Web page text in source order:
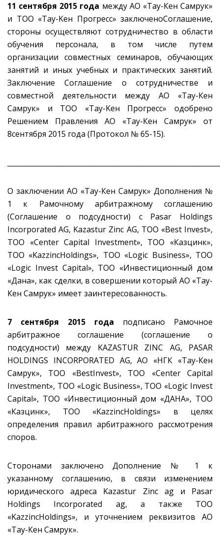
11 сентября 2015 года между АО «Тау-Кен Самрук»
и ТОО «Taу-Keн Прогресс» заключеноСоглашение,
стороны осуществляют сотрудничество в области
обучения персонала, в том числе путем
организации совместных семинаров, обучающих
занятий и иных учебных и практических занятий.
Заключение Соглашение о сотрудничестве и
совместной деятельности между АО «Тау-Кен
Самрук» и ТОО «Taу-Keн Прогресс» одобрено
Решением Правления АО «Тау-Кен Самрук» от
8сентября 2015 года (Протокол № 65-15).
О заключении АО «Тау-Кен Самрук» Дополнения №
1 к Рамочному арбитражному соглашению
(Соглашение о подсудности) с Pasar Holdings
Incorporated AG, Kazastur Zinc AG, ТОО «Best Invest»,
ТОО «Center Capital Investment», ТОО «Казцинк»,
ТОО «KazzincHoldings», ТОО «Logic Business», ТОО
«Logic Invest Capital», ТОО «Инвестиционный дом
«Дана», как сделки, в совершении который АО «Тау-
Кен Самрук» имеет заинтересованность.
7 сентября 2015 года подписано Рамочное
арбитражное соглашение (соглашение о
подсудности) между KAZASTUR ZINC AG, PASAR
HOLDINGS INCORPORATED AG, АО «НГК «Тау-Кен
Самрук», ТОО «BestInvest», ТОО «Center Capital
Investment», ТОО «Logic Business», ТОО «Logic Invest
Capital», ТОО «Инвестиционный дом «ДАНА», ТОО
«Казцинк», ТОО «KazzincHoldings» в целях
определения правил арбитражного рассмотрения
споров.
Сторонами заключено Дополнение № 1 к
указанному соглашению, в связи изменением
юридического адреса Kazastur Zinc ag и Pasar
Holdings Incorporated ag, а также ТОО
«KazzincHoldings», и уточнением реквизитов АО
«Тау-Кен Самрук».